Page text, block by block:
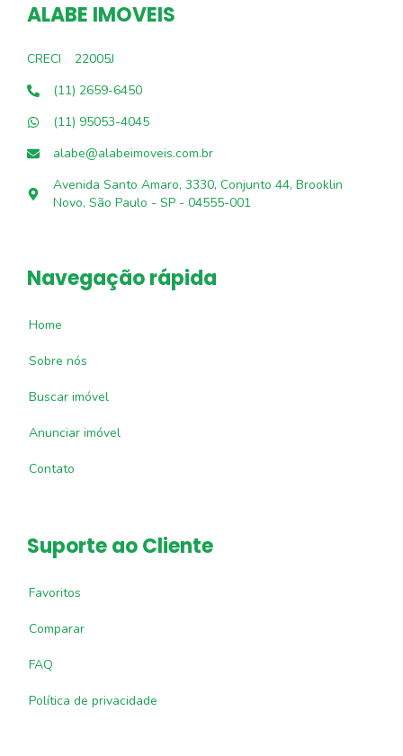
ALABE IMOVEIS
CRECI
22005J
(11) 2659-6450
(11) 95053-4045
alabe@alabeimoveis.com.br
Avenida Santo Amaro, 3330, Conjunto 44, Brooklin
Novo, São Paulo - SP - 04555-001
Navegação rápida
Home
Sobre nós
Buscar imóvel
Anunciar imóvel
Contato
Suporte ao Cliente
Favoritos
Comparar
FAQ
Política de privacidade